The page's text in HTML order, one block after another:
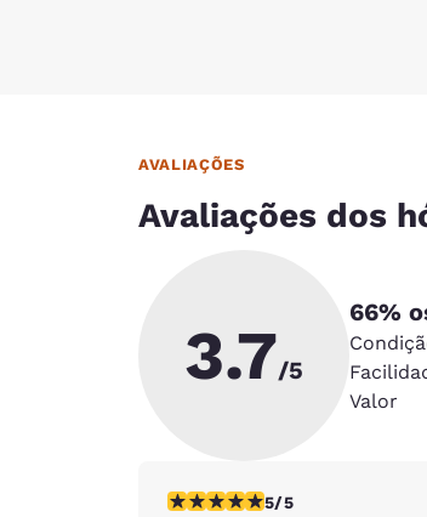
AVALIAÇÕES
Avaliações dos
3.7/5
66%
Valor
classificação 5 estrelas.
5/5